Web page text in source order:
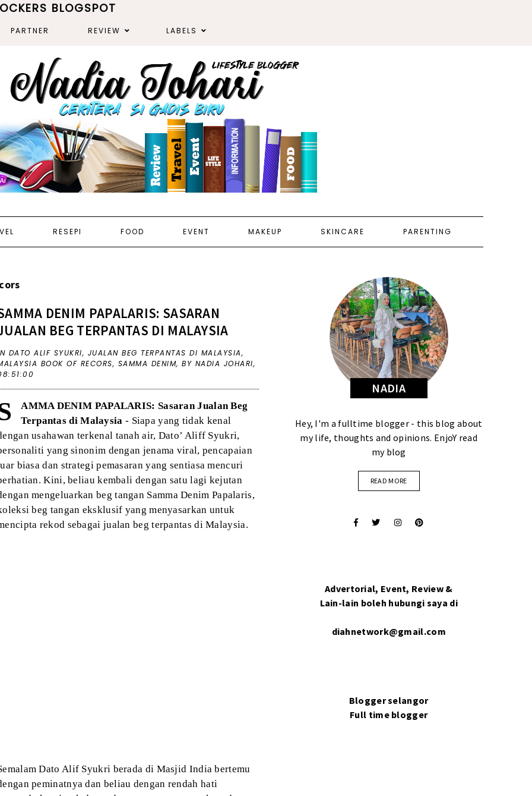
BLOGSPOT
PARTNER REVIEW LABELS
RESEPI FOOD EVENT MAKEUP SKINCARE PARENTING
DENIM PAPALARIS: SASARAN
BEG TERPANTAS DI MALAYSIA
DATO ALIF SYUKRI, JUALAN BEG TERPANTAS DI MALAYSIA,
BOOK OF RECORS, SAMMA DENIM,BY NADIA JOHARI,
AMMA DENIM PAPALARIS: Sasaran Jualan Beg
Terpantas di Malaysia - Siapa yang tidak kenal
usahawan terkenal tanah air, Dato’ Aliff Syukri,
yang sinonim dengan jenama viral, pencapaian
biasa dan strategi pemasaran yang sentiasa mencuri
Kini, beliau kembali dengan satu lagi kejutan
mengeluarkan beg tangan Samma Denim Papalaris,
beg tangan eksklusif yang menyasarkan untuk
rekod sebagai jualan beg terpantas di Malaysia.
Dato Alif Syukri berada di Masjid India bertemu
peminatnya dan beliau dengan rendah hati
NADIA
Hey, I'm a fulltime blogger - this blog about
my life, thoughts and opinions. EnjoY read
my blog
READ MORE
Advertorial, Event, Review &
Lain-lain boleh hubungi saya di
diahnetwork@gmail.com
Blogger selangor
Full time blogger